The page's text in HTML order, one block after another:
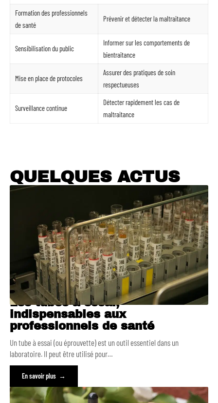
Formation des professionnels
de santé
Prévenir et détecter la maltraitance
Sensibilisation du public
Informer sur les comportements de
bientraitance
Mise en place de protocoles
Assurer des pratiques de soin
respectueuses
Surveillance continue
Détecter rapidement les cas de
maltraitance
QUELQUES ACTUS
Les tubes à essai,
indispensables aux
professionnels de santé
Un tube à essai (ou éprouvette) est un outil essentiel dans un
laboratoire. Il peut être utilisé pour…
En savoir plus